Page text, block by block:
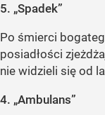
5. „Spadek”
Po śmierci
posiadłości
nie widzieli się od
4. „Ambulans”